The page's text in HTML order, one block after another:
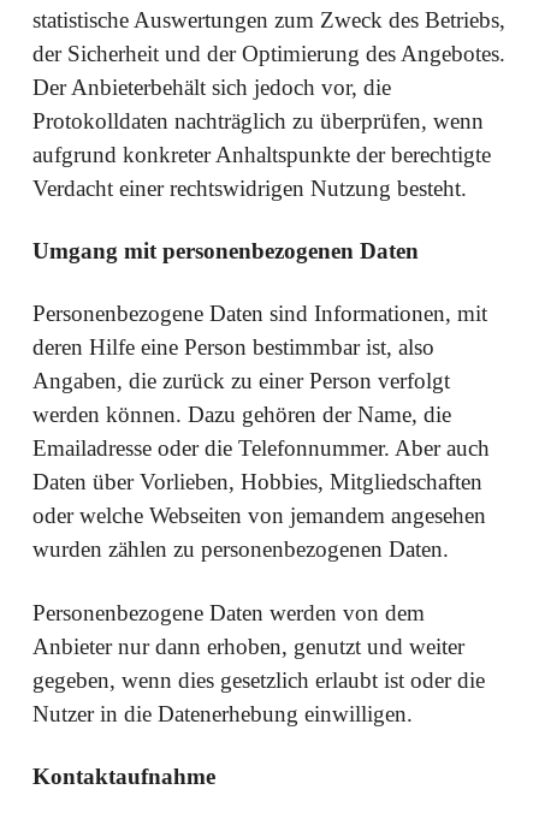
statistische Auswertungen zum Zweck des Betriebs,
der Sicherheit und der Optimierung des Angebotes.
Der Anbieterbehält sich jedoch vor, die
Protokolldaten nachträglich zu überprüfen, wenn
aufgrund konkreter Anhaltspunkte der berechtigte
Verdacht einer rechtswidrigen Nutzung besteht.
Umgang mit personenbezogenen Daten
Personenbezogene Daten sind Informationen, mit
deren Hilfe eine Person bestimmbar ist, also
Angaben, die zurück zu einer Person verfolgt
werden können. Dazu gehören der Name, die
Emailadresse oder die Telefonnummer. Aber auch
Daten über Vorlieben, Hobbies, Mitgliedschaften
oder welche Webseiten von jemandem angesehen
wurden zählen zu personenbezogenen Daten.
Personenbezogene Daten werden von dem
Anbieter nur dann erhoben, genutzt und weiter
gegeben, wenn dies gesetzlich erlaubt ist oder die
Nutzer in die Datenerhebung einwilligen.
Kontaktaufnahme